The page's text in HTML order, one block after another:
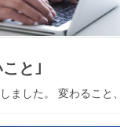
と｣
ました。 変わること